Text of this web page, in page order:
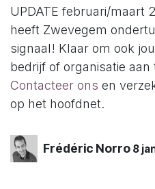
UPDATE februari/maart
heeft Zwevegem
signaal! Klaar om ook
bedrijf of organisatie
Contacteer ons en
op het hoofdnet.
Frédéric Norro 8